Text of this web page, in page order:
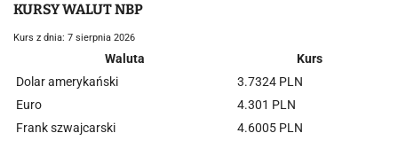
KURSY WALUT NBP
Kurs z dnia: 7 sierpnia 2026
Waluta
Kurs
Dolar amerykański
3.7324 PLN
Euro
4.301 PLN
Frank szwajcarski
4.6005 PLN